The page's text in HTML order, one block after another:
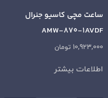
ساعت مچی کاسیو جنرال
AMW-870-1AVDF
10,923,000 تومان
اطلاعات بیشتر